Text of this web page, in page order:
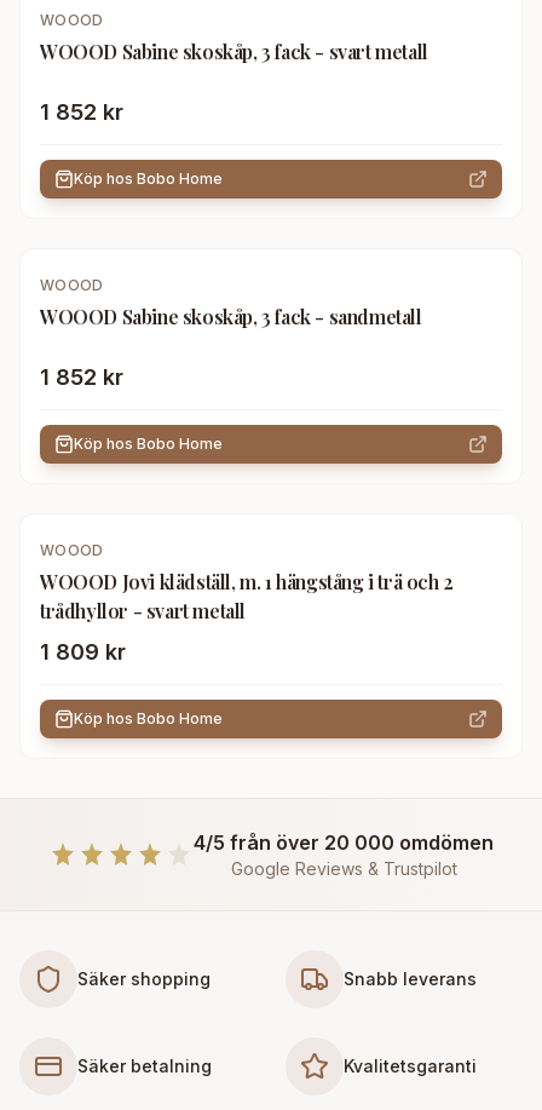
WOOOD
WOOOD Sabine skoskåp, 3 fack - svart metall
1 852 kr
Köp hos Bobo Home
WOOOD
WOOOD Sabine skoskåp, 3 fack - sandmetall
1 852 kr
Köp hos Bobo Home
WOOOD
WOOOD Jovi klädställ, m. 1 hängstång i trä och 2
trådhyllor - svart metall
1 809 kr
Köp hos Bobo Home
4/5 från över 20 000 omdömen
Google Reviews & Trustpilot
Säker shopping Snabb leverans
Säker betalning Kvalitetsgaranti